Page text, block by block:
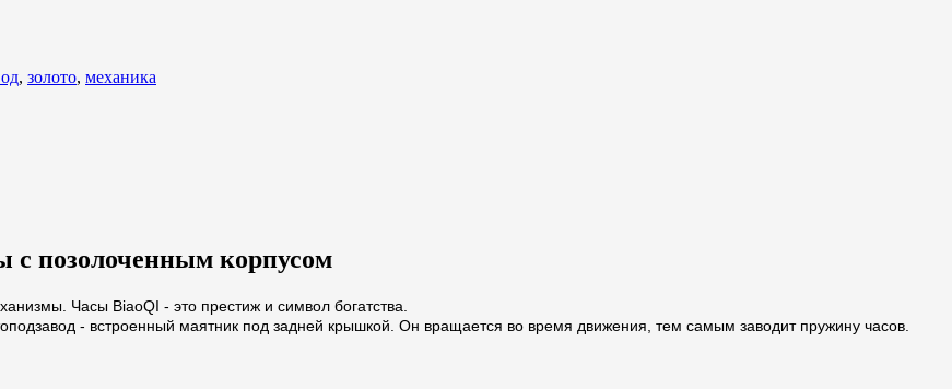
, золото, механика
с позолоченным корпусом
Часы BiaoQI - это престиж и символ богатства.
- встроенный маятник под задней крышкой. Он вращается во время движения, тем самым заводит пружину часов.